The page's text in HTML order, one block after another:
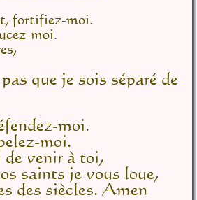
fortifiez-moi.
moi.
que je sois séparé de
moi.
moi.
venir à toi,
saints je vous loue,
des siècles. Amen